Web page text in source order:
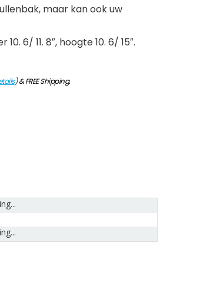
maar kan ook uw
6/ 11. 8″, hoogte 10. 6/ 15″.
)&FREE Shipping.